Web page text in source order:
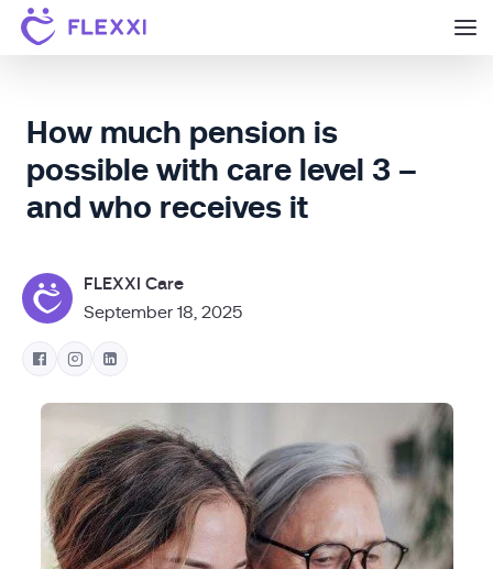
How much pension is
possible with care level 3 –
and who receives it
FLEXXI Care
September 18, 2025